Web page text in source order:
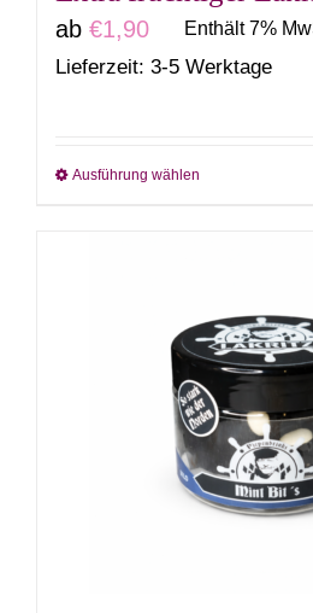
werden
ab €1,90 Enthält 7%
Lieferzeit: 3-5 Werktage
Ausführung wählen
Varianten
auf.
Die
Optionen
können
auf